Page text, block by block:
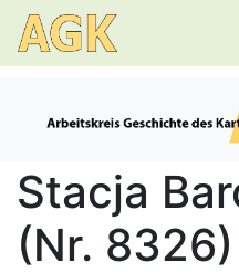
Stacja
(Nr. 8326)